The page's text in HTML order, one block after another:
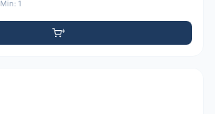
Min: 1